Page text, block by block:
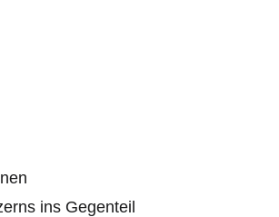
ins Gegenteil